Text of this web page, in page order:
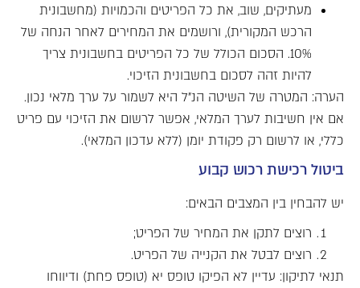
מעתיקים, שוב, את כל הפריטים והכמויות (מחשבונית
הרכש המקורית), ורושמים את המחירים לאחר הנחה של
10%. הסכום הכולל של כל הפריטים בחשבונית צריך
להיות זהה לסכום בחשבונית הזיכוי.
הערה: המטרה של השיטה הנ"ל היא לשמור על ערך מלאי נכון.
אם אין חשיבות לערך המלאי, אפשר לרשום את הזיכוי עם פריט
כללי, או לרשום רק פקודת יומן (ללא עדכון המלאי).
ביטול רכישת רכוש קבוע
יש להבחין בין המצבים הבאים:
רוצים לתקן את המחיר של הפריט;
רוצים לבטל את הקנייה של הפריט.
תנאי לתיקון: עדיין לא הפיקו טופס יא (טופס פחת) ודיווחו